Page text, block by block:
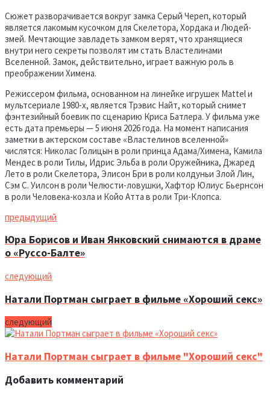
Сюжет разворачивается вокруг замка Серый Череп, который
является лакомым кусочком для Скелетора, Хордака и Людей-
змей. Мечтающие завладеть замком верят, что хранящиеся
внутри него секреты позволят им стать Властелинами
Вселенной. Замок, действительно, играет важную роль в
преображении Химена.
Режиссером фильма, основанном на линейке игрушек Mattel и
мультсериале 1980-х, является Трэвис Найт, который снимет
фэнтезийный боевик по сценарию Криса Батлера. У фильма уже
есть дата премьеры — 5 июня 2026 года. На момент написания
заметки в актерском составе «Властелинов вселенной»
числятся: Николас Голицын в роли принца Адама/Химена, Камила
Мендес в роли Тилы, Идрис Эльба в роли Оружейника, Джаред
Лето в роли Скелетора, Элисон Бри в роли колдуньи Злой Лин,
Сэм С. Уилсон в роли Челюсти-ловушки, Хафтор Юлиус Бьернсон
в роли Человека-козла и Койо Атта в роли Три-Клопса.
предыдущий
Юра Борисов и Иван Янковский снимаются в драме
о «Руссо-Балте»
следующий
Натали Портман сыграет в фильме «Хороший секс»
следующий
Натали Портман сыграет в фильме "Хороший секс"
Добавить комментарий